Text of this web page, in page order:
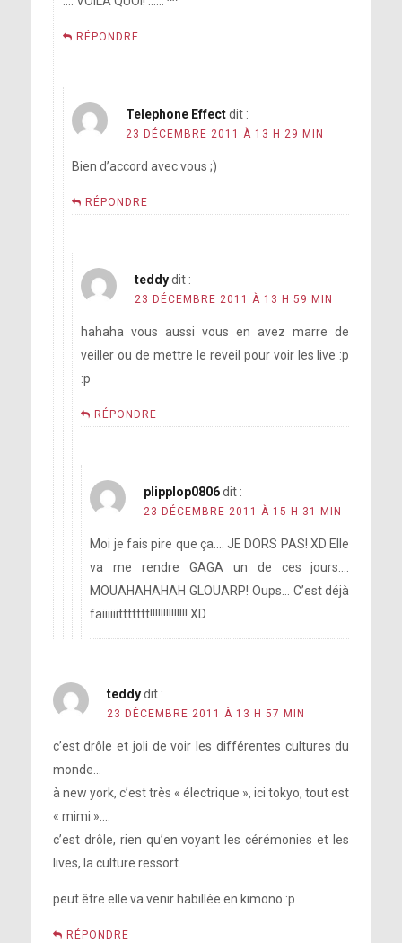
RÉPONDRE
Telephone Effectdit :
23 DÉCEMBRE 2011 À 13 H 29 MIN
Bien d’accord avec vous ;)
RÉPONDRE
teddy dit :
23 DÉCEMBRE 2011 À 13 H 59 MIN
hahaha vous aussi vous en avez marre de
veiller ou de mettre le reveil pour voir les live :p
:p
RÉPONDRE
plipplop0806 dit :
23 DÉCEMBRE 2011 À 15 H 31 MIN
Moi je fais pire que ça…. JE DORS PAS! XD Elle
va me rendre GAGA un de ces jours….
MOUAHAHAHAH GLOUARP! Oups… C’est déjà
faiiiiiittttttt!!!!!!!!!!!!!! XD
teddy dit :
23 DÉCEMBRE 2011 À 13 H 57 MIN
c’est drôle et joli de voir les différentes cultures du
monde…
à new york, c’est très « électrique », ici tokyo, tout est
« mimi »….
c’est drôle, rien qu’en voyant les cérémonies et les
lives, la culture ressort.
peut être elle va venir habillée en kimono :p
RÉPONDRE